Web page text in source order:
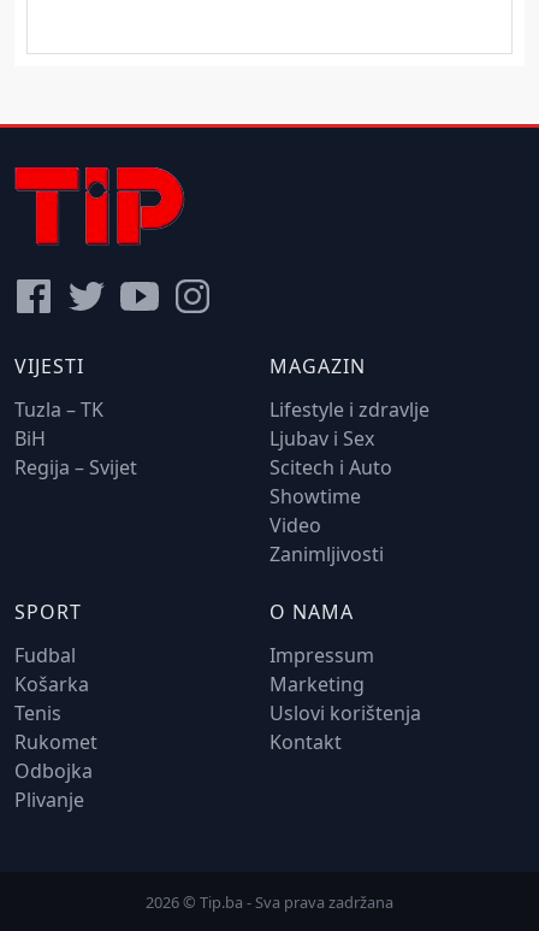
VIJESTI
Tuzla – TK
BiH
Regija – Svijet
MAGAZIN
Lifestyle i zdravlje
Ljubav i Sex
Scitech i Auto
Showtime
Video
Zanimljivosti
SPORT
Fudbal
Košarka
Tenis
Rukomet
Odbojka
Plivanje
O NAMA
Impressum
Marketing
Uslovi korištenja
Kontakt
2026 © Tip.ba - Sva prava zadržana